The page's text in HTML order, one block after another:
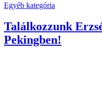
Egyéb kategória
Találkozzunk
Pekingben!